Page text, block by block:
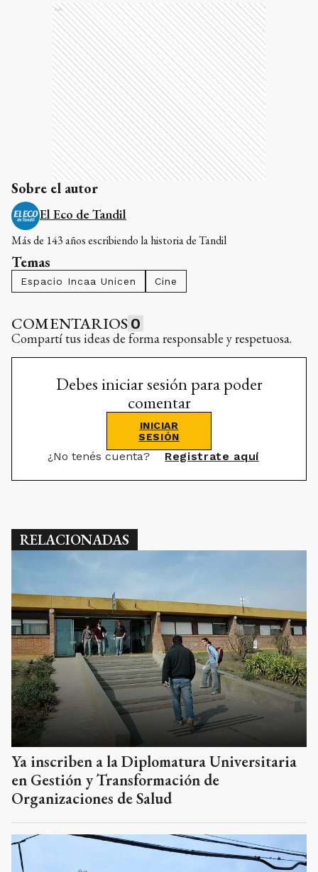
Sobre el autor
El Eco de Tandil
Más de 143 años escribiendo la historia de Tandil
Temas
COMENTARIOS0
Debes iniciar sesión para poder
comentar
INICIAR
SESIÓN
¿No tenés cuenta? Registrate aquí
Ya inscriben a la Diplomatura Universitaria
en Gestión y Transformación de
Organizaciones de Salud